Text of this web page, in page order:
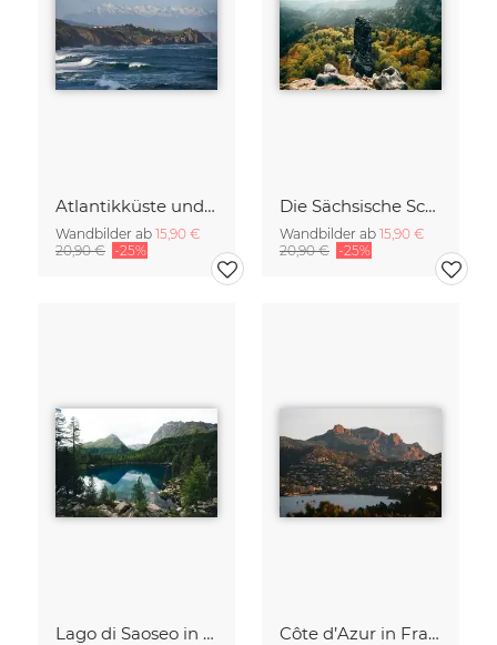
Atlantikküste und die Picos de Europa in Asturien
Wandbilder ab 15,90 €
20,90 € -25%
Die Sächsische Schweiz
Wandbilder ab 15,90 €
20,90 € -25%
Lago di Saoseo in der Schweiz Côte d’Azur in Frankreich